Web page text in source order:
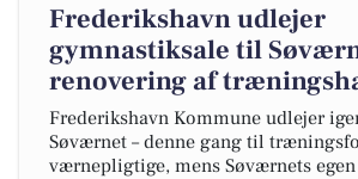
Frederikshavn udlejer
gymnastiksale til
renovering af
Frederikshavn Kommune udlejer
Søværnet – denne gang til
værnepligtige, mens Søværnets egen